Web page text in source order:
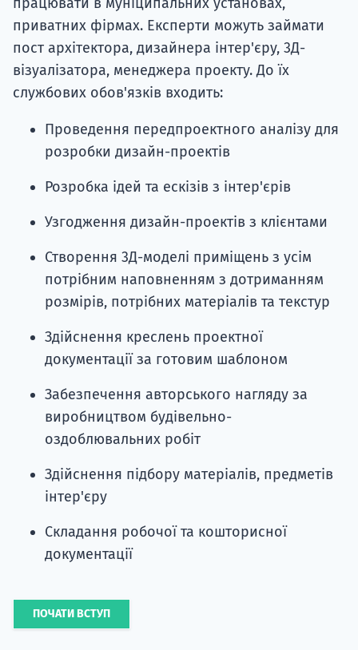
приватних фірмах. Експерти можуть займати
пост архітектора, дизайнера інтер'єру, 3Д-
візуалізатора, менеджера проекту. До їх
службових обов'язків входить:
Проведення передпроектного аналізу для
розробки дизайн-проектів
Розробка ідей та ескізів з інтер'єрів
Узгодження дизайн-проектів з клієнтами
Створення 3Д-моделі приміщень з усім
потрібним наповненням з дотриманням
розмірів, потрібних матеріалів та текстур
Здійснення креслень проектної
документації за готовим шаблоном
Забезпечення авторського нагляду за
виробництвом будівельно-
оздоблювальних робіт
Здійснення підбору матеріалів, предметів
інтер'єру
Складання робочої та кошторисної
документації
ПОЧАТИ ВСТУП